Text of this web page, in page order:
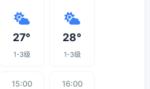
27°
1-3级
28°
1-3级
15:00 16:00